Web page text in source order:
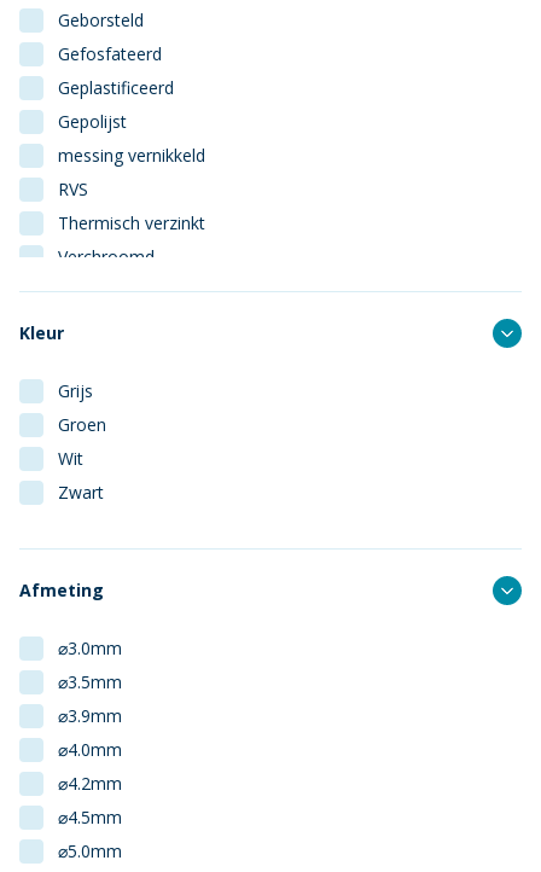
Geborsteld
Gefosfateerd
Geplastificeerd
Gepolijst
messing vernikkeld
RVS
Thermisch verzinkt
Verchroomd
Vermessingd
Kleur
Grijs
Groen
Wit
Zwart
Afmeting
⌀3.0mm
⌀3.5mm
⌀3.9mm
⌀4.0mm
⌀4.2mm
⌀4.5mm
⌀5.0mm